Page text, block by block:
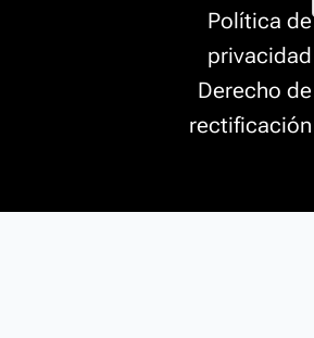
Política de
privacidad
Derecho de
rectificación